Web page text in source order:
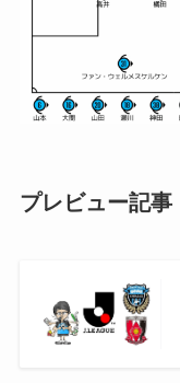
プレビュー記事